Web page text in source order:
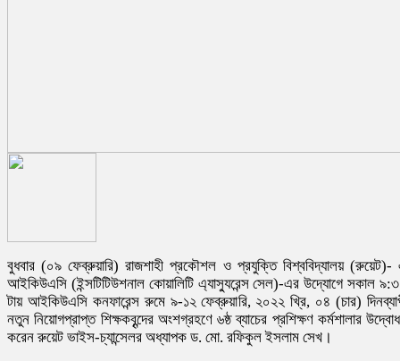
বুধবার (০৯ ফেব্রুয়ারি) রাজশাহী প্রকৌশল ও প্রযুক্তি বিশ্ববিদ্যালয় (রুয়েট)-
আইকিউএসি (ইন্সটিটিউশনাল কোয়ালিটি এ্যাস্যুরেন্স সেল)-এর উদ্যোগে সকাল
টায় আইকিউএসি কনফারেন্স রুমে ৯-১২ ফেব্রুয়ারি, ২০২২ খ্রি, ০৪ (চার)
নতুন নিয়োগপ্রাপ্ত শিক্ষকবৃন্দের অংশগ্রহণে ৬ষ্ঠ ব্যাচের প্রশিক্ষণ কর্মশালার
করেন রুয়েট ভাইস-চ্যান্সেলর অধ্যাপক ড. মো. রফিকুল ইসলাম সেখ।